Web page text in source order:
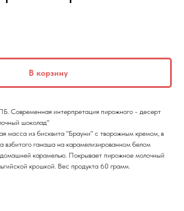
В корзину
Современная интерпретация пирожного - десерт
шоколад"
масса из бисквита "Брауни" с творожным кремом, в
взбитого ганаша на карамелизированном белом
карамелью. Покрывает пирожное молочный
крошкой. Вес продукта 60 грамм.